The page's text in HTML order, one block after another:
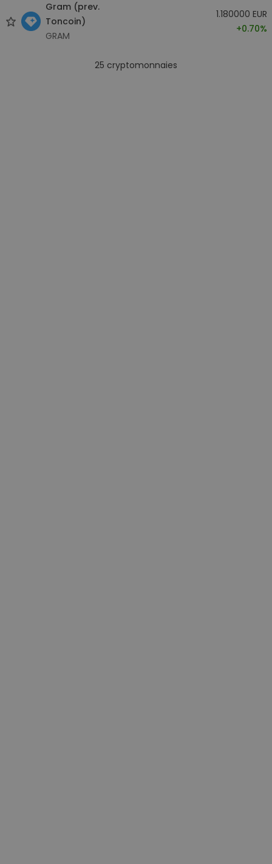
Gram (prev.
Toncoin)
GRAM
1.180000 EUR
+0.70%
25 cryptomonnaies